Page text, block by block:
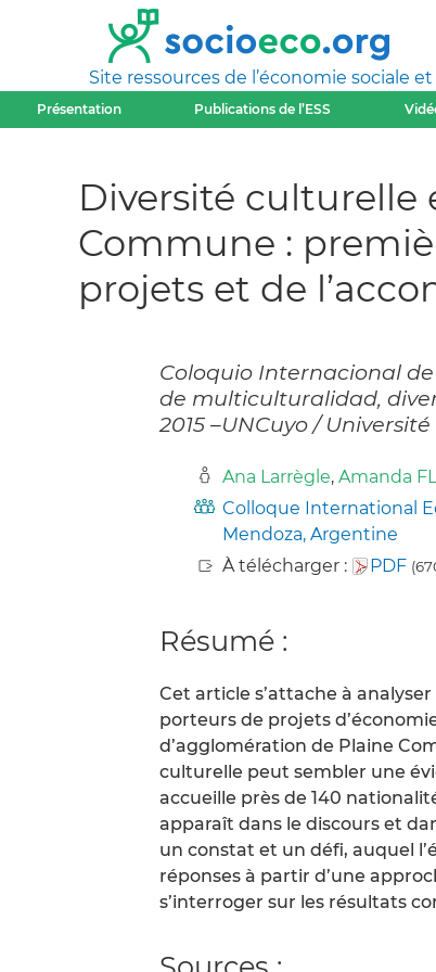
Site ressources de l’économie sociale
Présentation Publications de l’ESS
Diversité culturelle
Commune :
projets et de
Coloquio Internacional
de multiculturalidad,
2015 –UNCuyo /
Ana Larrègle, Amanda
Colloque International
Mendoza, Argentine
À télécharger :
PDF
Résumé :
Cet article s’attache à
porteurs de projets
d’agglomération de Plaine
culturelle peut sembler une
accueille près de 140
apparaît dans le discours et
un constat et un défi, auquel
réponses à partir d’une
s’interroger sur les résultats